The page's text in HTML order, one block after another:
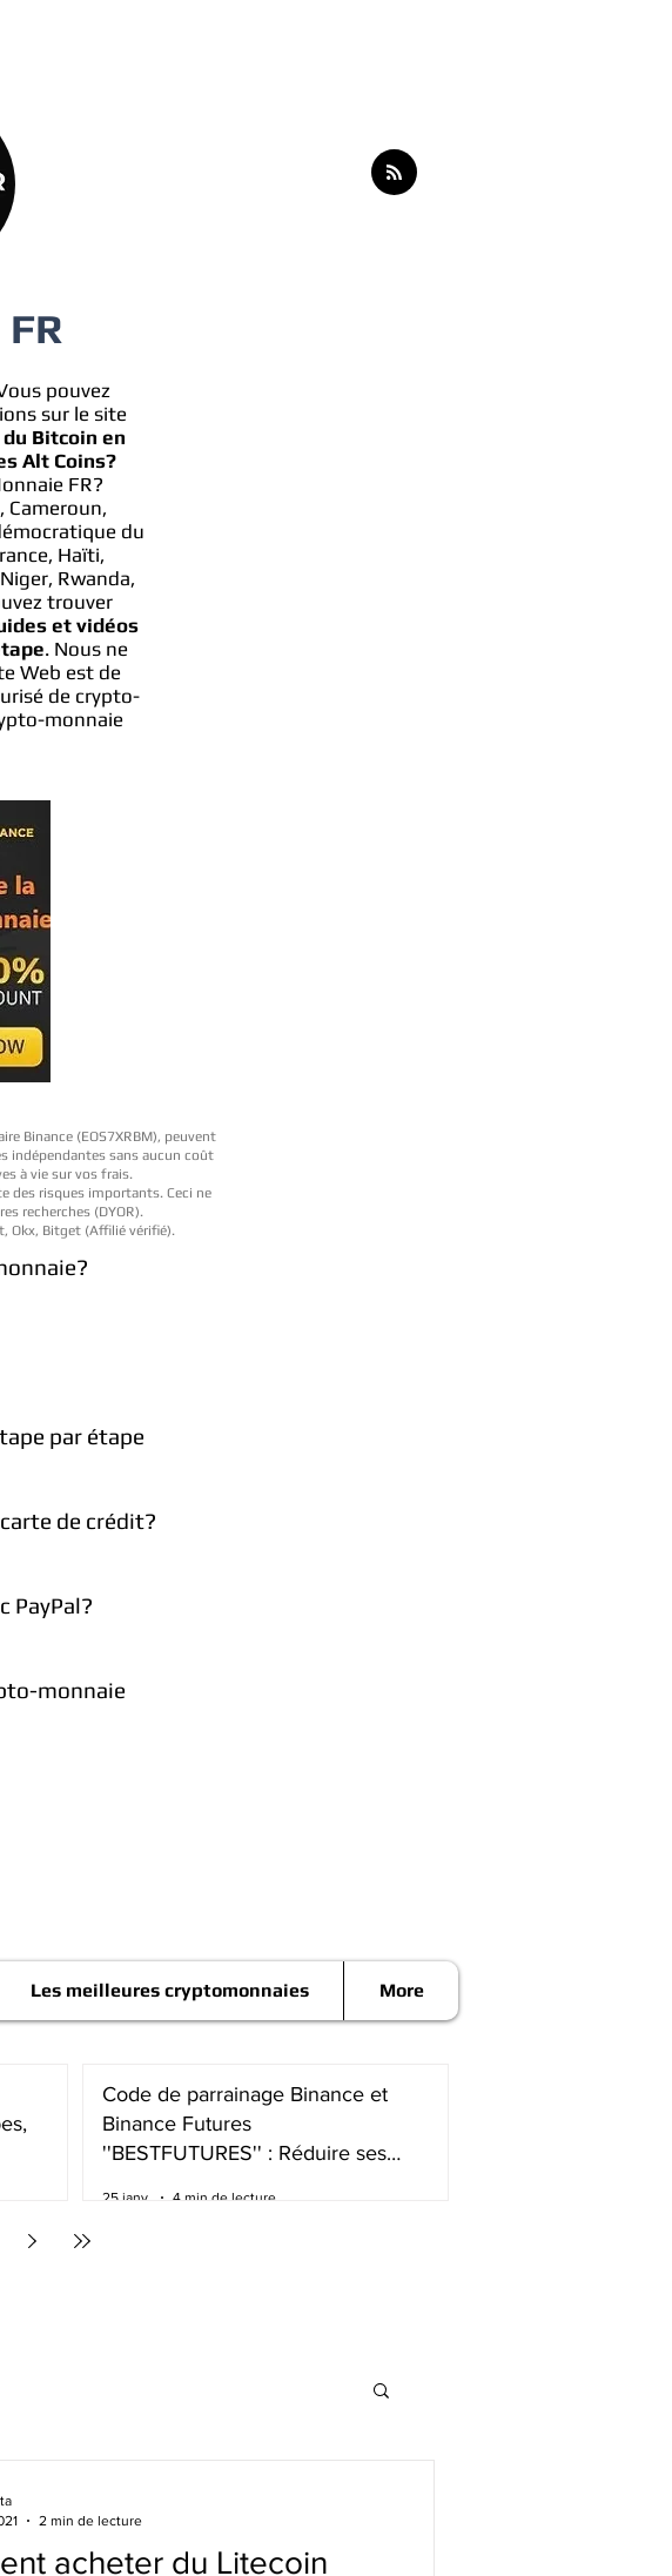
pouvez
sur le site
Bitcoin en
Alt Coins?
FR?
Cameroun,
du
Haïti,
Rwanda,
trouver
et vidéos
. Nous ne
Web est de
de crypto-
monnaie
Binance (EOS7XRBM), peuvent
indépendantes sans aucun coût
à vie sur vos frais.
des risques importants. Ceci ne
recherches (DYOR).
Okx, Bitget (Affilié vérifié).
par étape
de crédit?
PayPal?
monnaie
Les meilleures cryptomonnaies More
Code de parrainage Binance et
Binance Futures
''BESTFUTURES'' : Réduire ses
25 janv. 4 min de lecture
acheter du Litecoin
2 min de lecture